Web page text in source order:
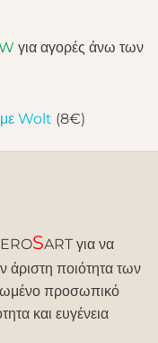
για αγορές άνω των
Wolt (8€)
EROSART για να
άριστη ποιότητα των
προσωπικό
και ευγένεια